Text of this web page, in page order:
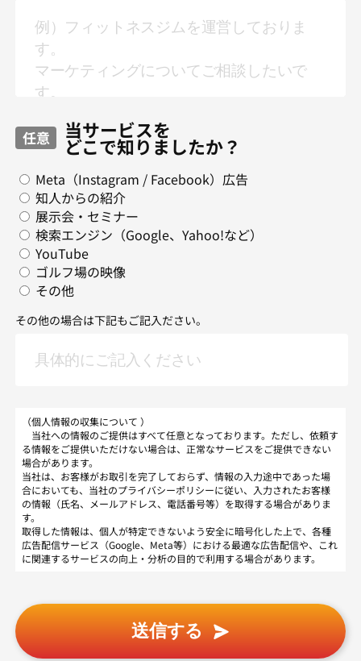
当サービスを
どこで知りましたか？
任意
Meta（Instagram / Facebook）広告
知人からの紹介
展示会・セミナー
検索エンジン（Google、Yahoo!など）
YouTube
ゴルフ場の映像
その他
その他の場合は下記もご記入ださい。
（個人情報の収集について ）
当社への情報のご提供はすべて任意となっております。ただし、依頼す
る情報をご提供いただけない場合は、正常なサービスをご提供できない
場合があります。
当社は、お客様がお取引を完了しておらず、情報の入力途中であった場
合においても、当社のプライバシーポリシーに従い、入力されたお客様
の情報（氏名、メールアドレス、電話番号等）を取得する場合がありま
す。
取得した情報は、個人が特定できないよう安全に暗号化した上で、各種
広告配信サービス（Google、Meta等）における最適な広告配信や、これ
に関連するサービスの向上・分析の目的で利用する場合があります。